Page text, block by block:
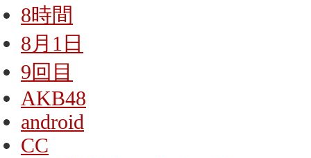
8時間
8月1日
9回目
AKB48
android
CC